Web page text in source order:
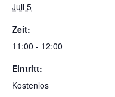
Juli 5
Zeit:
11:00 - 12:00
Eintritt:
Kostenlos